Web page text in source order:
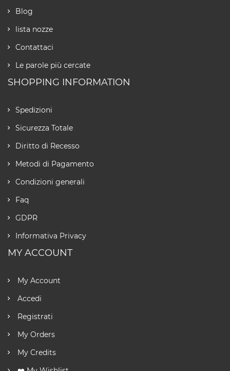
Blog
lista nozze
Contattaci
Le parole più cercate
SHOPPING INFORMATION
Spedizioni
Sicurezza Totale
Diritto di Recesso
Metodi di Pagamento
Condizioni generali
Faq
GDPR
Informativa Privacy
MY ACCOUNT
My Account
Accedi
Registrati
My Orders
My Credits